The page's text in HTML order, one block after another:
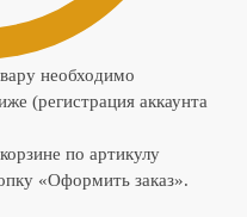
необходимо
(регистрация аккаунта
по артикулу
«Оформить заказ».